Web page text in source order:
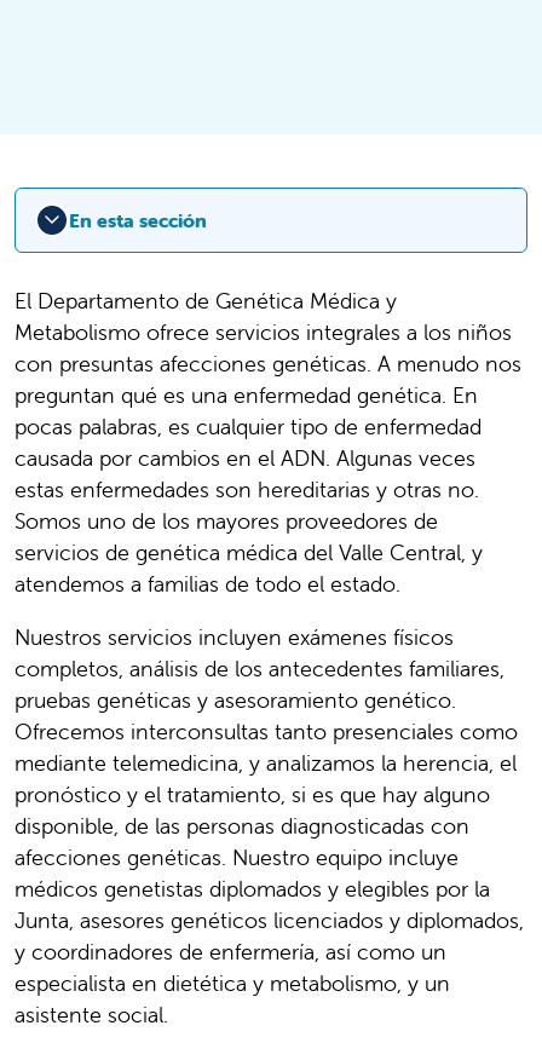
En esta sección
El Departamento de Genética Médica y
Metabolismo ofrece servicios integrales a los niños
con presuntas afecciones genéticas. A menudo nos
preguntan qué es una enfermedad genética. En
pocas palabras, es cualquier tipo de enfermedad
causada por cambios en el ADN. Algunas veces
estas enfermedades son hereditarias y otras no.
Somos uno de los mayores proveedores de
servicios de genética médica del Valle Central, y
atendemos a familias de todo el estado.
Nuestros servicios incluyen exámenes físicos
completos, análisis de los antecedentes familiares,
pruebas genéticas y asesoramiento genético.
Ofrecemos interconsultas tanto presenciales como
mediante telemedicina, y analizamos la herencia, el
pronóstico y el tratamiento, si es que hay alguno
disponible, de las personas diagnosticadas con
afecciones genéticas. Nuestro equipo incluye
médicos genetistas diplomados y elegibles por la
Junta, asesores genéticos licenciados y diplomados,
y coordinadores de enfermería, así como un
especialista en dietética y metabolismo, y un
asistente social.